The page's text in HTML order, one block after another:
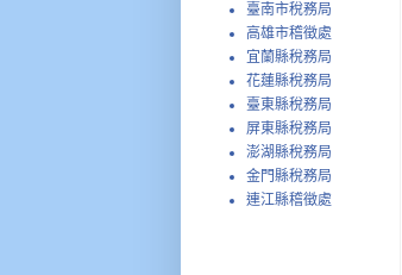
臺南市稅務局
高雄市稽徵處
宜蘭縣稅務局
花蓮縣稅務局
臺東縣稅務局
屏東縣稅務局
澎湖縣稅務局
金門縣稅務局
連江縣稽徵處